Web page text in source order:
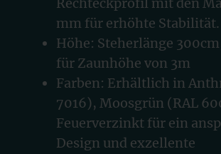
mm für erhöhte Stabilität.
Höhe: Steherlänge
für Zaunhöhe von 3m
Farben: Erhältlich in
7016), Moosgrün (RAL
Feuerverzinkt für ein
Design und exzellente